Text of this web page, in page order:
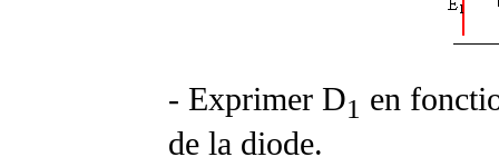
- Exprimer D1 en
de la diode.